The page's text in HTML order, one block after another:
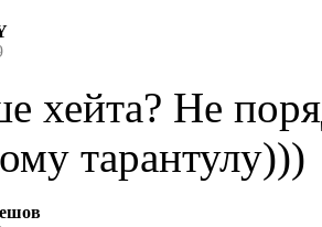
хейта? Не
тарантулу)))